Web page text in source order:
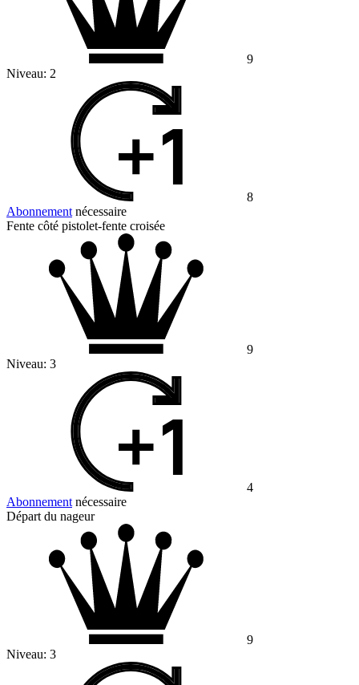
9
Niveau: 2
8
Abonnement nécessaire
Fente côté pistolet-fente croisée
9
Niveau: 3
4
Abonnement nécessaire
Départ du nageur
9
Niveau: 3